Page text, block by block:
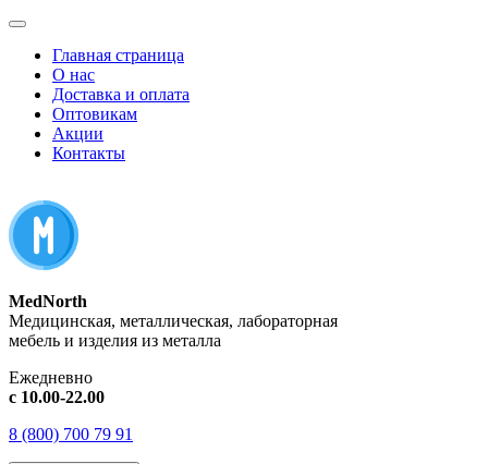
Главная страница
О нас
Доставка и оплата
Оптовикам
Акции
Контакты
MedNorth
Медицинская, металлическая, лабораторная
мебель и изделия из металла
Ежедневно
с 10.00-22.00
8 (800) 700 79 91